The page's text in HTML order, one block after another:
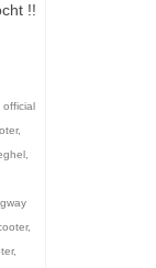
!!
official
,
,
,
,